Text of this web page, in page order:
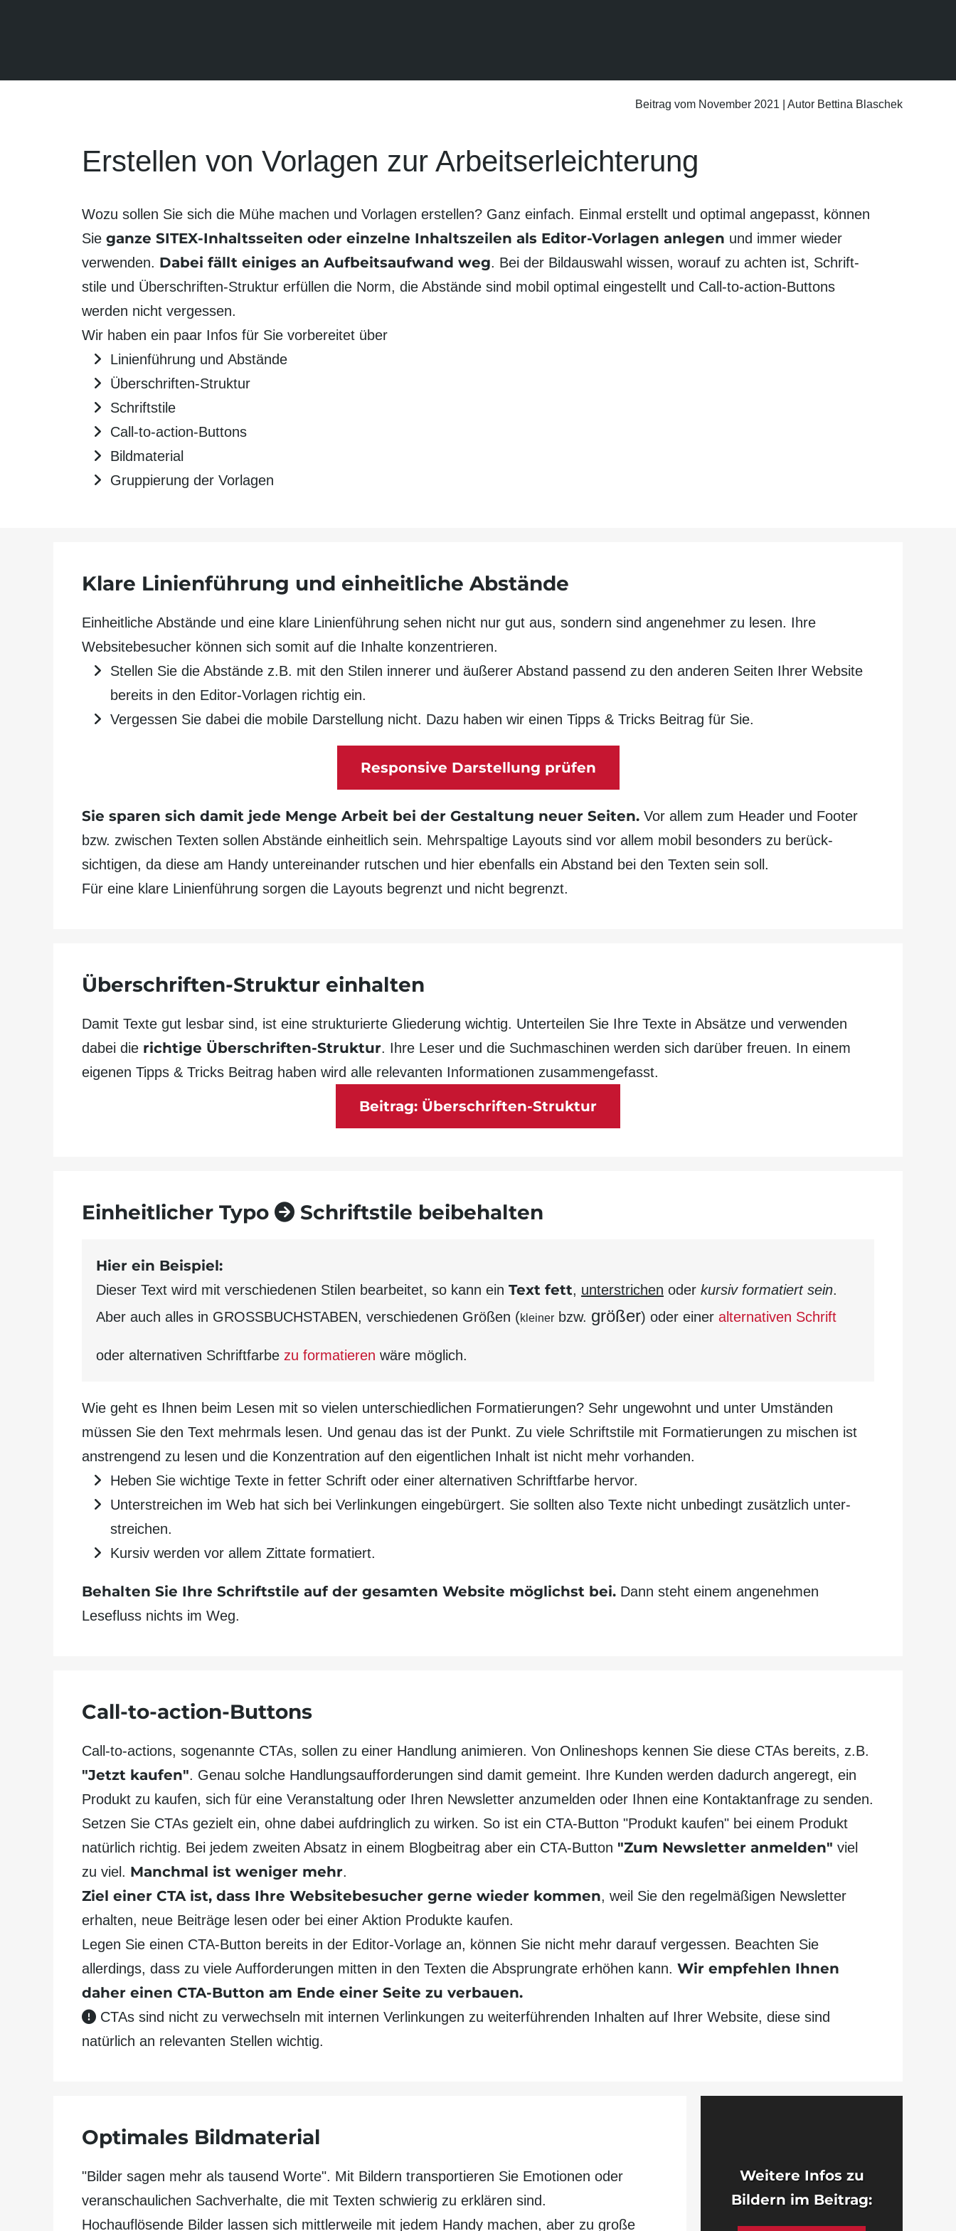
Beitrag vom November 2021 | Autor Bettina Blaschek
Erstellen von Vorlagen zur Arbeits­erleichterung
Wozu sollen Sie sich die Mühe machen und Vorlagen erstellen? Ganz einfach. Einmal erstellt und optimal ange­passt, können
Sie ganze SITEX-Inhalts­seiten oder einzelne Inhalts­zeilen als Editor-Vorlagen anlegen und immer wieder
verwenden. Dabei fällt einiges an Aufbeits­aufwand weg. Bei der Bild­auswahl wissen, worauf zu achten ist, Schrift­
stile und Überschriften-Struktur erfüllen die Norm, die Abstände sind mobil optimal einge­stellt und Call-to-action-Buttons
werden nicht vergessen.
Wir haben ein paar Infos für Sie vorbereitet über
Linienführung und Abstände
Überschriften-Struktur
Schriftstile
Call-to-action-Buttons
Bildmaterial
Gruppierung der Vorlagen
Klare Linien­führung und ein­heitliche Abstände
Einheitliche Abstände und eine klare Linien­führung sehen nicht nur gut aus, sondern sind ange­nehmer zu lesen. Ihre
Website­besucher können sich somit auf die Inhalte konzentrieren.
Stellen Sie die Abstände z.B. mit den Stilen innerer und äußerer Abstand passend zu den anderen Seiten Ihrer Website
bereits in den Editor-Vorlagen richtig ein.
Vergessen Sie dabei die mobile Darstellung nicht. Dazu haben wir einen Tipps & Tricks Beitrag für Sie.
Responsive Darstellung prüfen
Sie sparen sich damit jede Menge Arbeit bei der Gestaltung neuer Seiten. Vor allem zum Header und Footer
bzw. zwischen Texten sollen Abstände einheitlich sein. Mehr­spaltige Layouts sind vor allem mobil besonders zu berück­
sichtigen, da diese am Handy untereinander rutschen und hier ebenfalls ein Abstand bei den Texten sein soll.
Für eine klare Linien­führung sorgen die Layouts begrenzt und nicht begrenzt.
Überschriften-Struktur einhalten
Damit Texte gut lesbar sind, ist eine strukturierte Gliederung wichtig. Unter­teilen Sie Ihre Texte in Absätze und verwenden
dabei die richtige Überschriften-Struktur. Ihre Leser und die Such­maschinen werden sich darüber freuen. In einem
eigenen Tipps & Tricks Beitrag haben wird alle relevanten Informationen zusammen­gefasst.
Beitrag: Überschriften-Struktur
Einheitlicher Typo Schrift­stile beibe­halten
Hier ein Beispiel:
Dieser Text wird mit verschiedenen Stilen bearbeitet, so kann ein Text fett, unterstrichen oder kursiv formatiert sein.
Aber auch alles in GROSSBUCHSTABEN, verschiedenen Größen (kleiner bzw. größer) oder einer alternativen Schrift
oder alternativen Schriftfarbe zu formatieren wäre möglich.
Wie geht es Ihnen beim Lesen mit so vielen unter­schiedlichen Formatierungen? Sehr unge­wohnt und unter Um­ständen
müssen Sie den Text mehr­mals lesen. Und genau das ist der Punkt. Zu viele Schrift­stile mit Formatierungen zu mischen ist
anstrengend zu lesen und die Konzentration auf den eigentlichen Inhalt ist nicht mehr vorhanden.
Heben Sie wichtige Texte in fetter Schrift oder einer alternativen Schrift­farbe hervor.
Unter­streichen im Web hat sich bei Verlinkungen einge­bürgert. Sie sollten also Texte nicht unbedingt zusätzlich unter­
streichen.
Kursiv werden vor allem Zittate formatiert.
Behalten Sie Ihre Schrift­stile auf der gesamten Website möglichst bei. Dann steht einem ange­nehmen
Lesefluss nichts im Weg.
Call-to-action-Buttons
Call-to-actions, sogenannte CTAs, sollen zu einer Handlung animieren. Von Online­shops kennen Sie diese CTAs bereits, z.B.
"Jetzt kaufen". Genau solche Handlungs­auf­forderungen sind damit gemeint. Ihre Kunden werden dadurch angeregt, ein
Produkt zu kaufen, sich für eine Veranstaltung oder Ihren Newsletter anzumelden oder Ihnen eine Kontakt­anfrage zu senden.
Setzen Sie CTAs gezielt ein, ohne dabei aufdringlich zu wirken. So ist ein CTA-Button "Produkt kaufen" bei einem Produkt
natürlich richtig. Bei jedem zweiten Absatz in einem Blog­beitrag aber ein CTA-Button "Zum Newsletter anmelden" viel
zu viel. Manchmal ist weniger mehr.
Ziel einer CTA ist, dass Ihre Website­besucher gerne wieder kommen, weil Sie den regel­mäßigen Newsletter
erhalten, neue Beiträge lesen oder bei einer Aktion Produkte kaufen.
Legen Sie einen CTA-Button bereits in der Editor-Vorlage an, können Sie nicht mehr darauf vergessen. Beachten Sie
allerdings, dass zu viele Auf­forder­ungen mitten in den Texten die Absprung­rate erhöhen kann. Wir empfehlen Ihnen
daher einen CTA-Button am Ende einer Seite zu verbauen.
CTAs sind nicht zu verwechseln mit internen Ver­linkungen zu weiter­führenden Inhalten auf Ihrer Web­site, diese sind
natürlich an relevanten Stellen wichtig.
Optimales Bild­material
"Bilder sagen mehr als tausend Worte". Mit Bildern transportieren Sie Emotionen oder
veran­schaulichen Sach­verhalte, die mit Texten schwierig zu erklären sind.
Hochauf­lösende Bilder lassen sich mittler­weile mit jedem Handy machen, aber zu große
Weitere Infos zu
Bildern im Beitrag: